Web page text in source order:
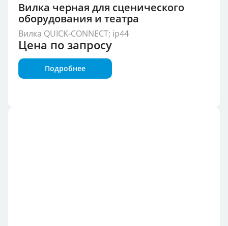
Вилка черная для сценического
оборудования и театра
Вилка QUICK-CONNECT; ip44
Цена по запросу
Подробнее